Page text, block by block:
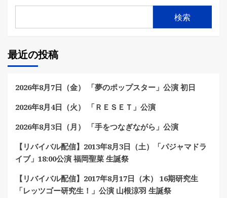
検索
最近の投稿
2026年8月7日（金） 「夢のポップスター」公演 初日
2026年8月4日（火） 「ＲＥＳＥＴ」公演
2026年8月3日（月） 「手をつなぎながら」公演
【リバイバル配信】2013年8月3日（土）「パジャマドラ
イブ」18:00公演 福岡聖菜 生誕祭
【リバイバル配信】2017年8月17日（木） 16期研究生
「レッツゴー研究生！」公演 山根涼羽 生誕祭